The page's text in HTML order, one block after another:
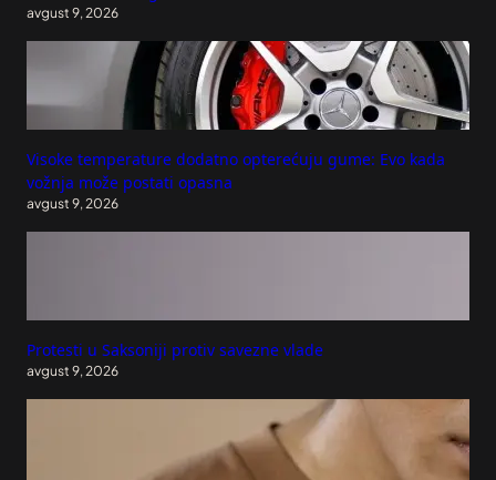
avgust 9, 2026
Visoke temperature dodatno opterećuju gume: Evo kada
vožnja može postati opasna
avgust 9, 2026
Protesti u Saksoniji protiv savezne vlade
avgust 9, 2026